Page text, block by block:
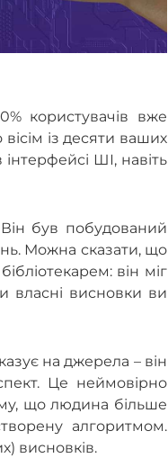
користувачів вже
із десяти ваших
ШІ, навіть
був побудований
Можна сказати, що
він міг
власні висновки ви
на джерела – він
Це неймовірно
що людина більше
алгоритмом.
висновків.